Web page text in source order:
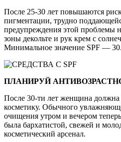
После 25-30 лет повышаются
пигментации, трудно
предупреждения этой проблемы
зоны декольте и рук крем с
Минимальное значение SPF — 30.
ПЛАНИРУЙ
После 30-ти лет женщина должна
косметику. Обычного
очищения утром и вечером
была бархатистой, свежей и
косметический арсенал.